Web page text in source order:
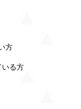
方
いる方